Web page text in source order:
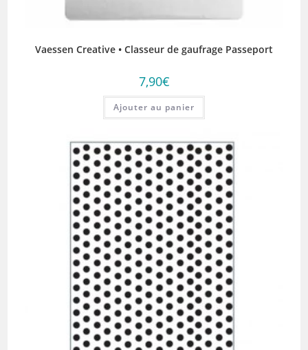
Vaessen Creative • Classeur de gaufrage Passeport
7,90€
Ajouter au panier